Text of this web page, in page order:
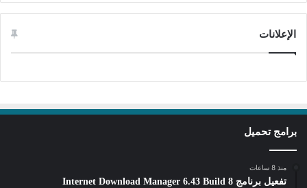
الإعلانات
برامج تحميل
منذ 8 ساعات
تفعيل برنامج Internet Download Manager 6.43 Build 8